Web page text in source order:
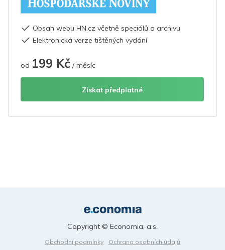
Obsah webu HN.cz včetně speciálů a archivu
Elektronická verze tištěných vydání
od 199 Kč / měsíc
Získat předplatné
Obchodní podmínky
Ochrana osobních údajů
Copyright © Economia, a.s.